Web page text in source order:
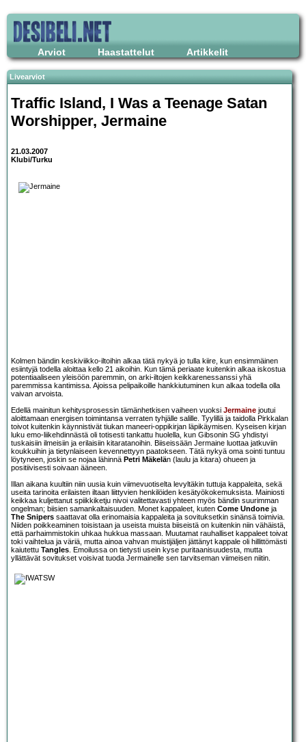
Arviot Haastattelut Artikkelit
Livearviot
Traffic Island, I Was a Teenage Satan
Worshipper, Jermaine
21.03.2007
Klubi/Turku
Kolmen bändin keskiviikko-iltoihin alkaa tätä nykyä jo tulla kiire, kun ensimmäinen
esiintyjä todella aloittaa kello 21 aikoihin. Kun tämä periaate kuitenkin alkaa iskostua
potentiaaliseen yleisöön paremmin, on arki-iltojen keikkarenessanssi yhä
paremmissa kantimissa. Ajoissa pelipaikoille hankkiutuminen kun alkaa todella olla
vaivan arvoista.
Edellä mainitun kehitysprosessin tämänhetkisen vaiheen vuoksi Jermaine joutui
aloittamaan energisen toimintansa verraten tyhjälle salille. Tyylillä ja taidolla Pirkkalan
toivot kuitenkin käynnistivät tiukan maneeri-oppikirjan läpikäymisen. Kyseisen kirjan
luku emo-liikehdinnästä oli totisesti tankattu huolella, kun Gibsonin SG yhdistyi
tuskaisiin ilmeisiin ja erilaisiin kitaratanoihin. Biiseissään Jermaine luottaa jatkuviin
koukkuihin ja tietynlaiseen kevennettyyn paatokseen. Tätä nykyä oma sointi tuntuu
löytyneen, joskin se nojaa lähinnä Petri Mäkelän (laulu ja kitara) ohueen ja
positiivisesti soivaan ääneen.
Illan aikana kuultiin niin uusia kuin viimevuotiselta levyltäkin tuttuja kappaleita, sekä
useita tarinoita erilaisten iltaan liittyvien henkilöiden kesätyökokemuksista. Mainiosti
keikkaa kuljettanut spiikkiketju nivoi valitettavasti yhteen myös bändin suurimman
ongelman; biisien samankaltaisuuden. Monet kappaleet, kuten Come Undone ja
The Snipers saattavat olla erinomaisia kappaleita ja sovituksetkin sinänsä toimivia.
Niiden poikkeaminen toisistaan ja useista muista biiseistä on kuitenkin niin vähäistä,
että parhaimmistokin uhkaa hukkua massaan. Muutamat rauhalliset kappaleet toivat
toki vaihtelua ja väriä, mutta ainoa vahvan muistijäljen jättänyt kappale oli hillittömästi
kaiutettu Tangles. Emoilussa on tietysti usein kyse puritaanisuudesta, mutta
yllättävät sovitukset voisivat tuoda Jermainelle sen tarvitseman viimeisen niitin.